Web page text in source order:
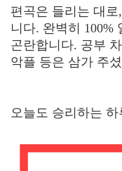
편곡은 들리는 대
니다. 완벽히 100%
곤란합니다. 공부
악플 등은 삼가 주
오늘도 승리하는